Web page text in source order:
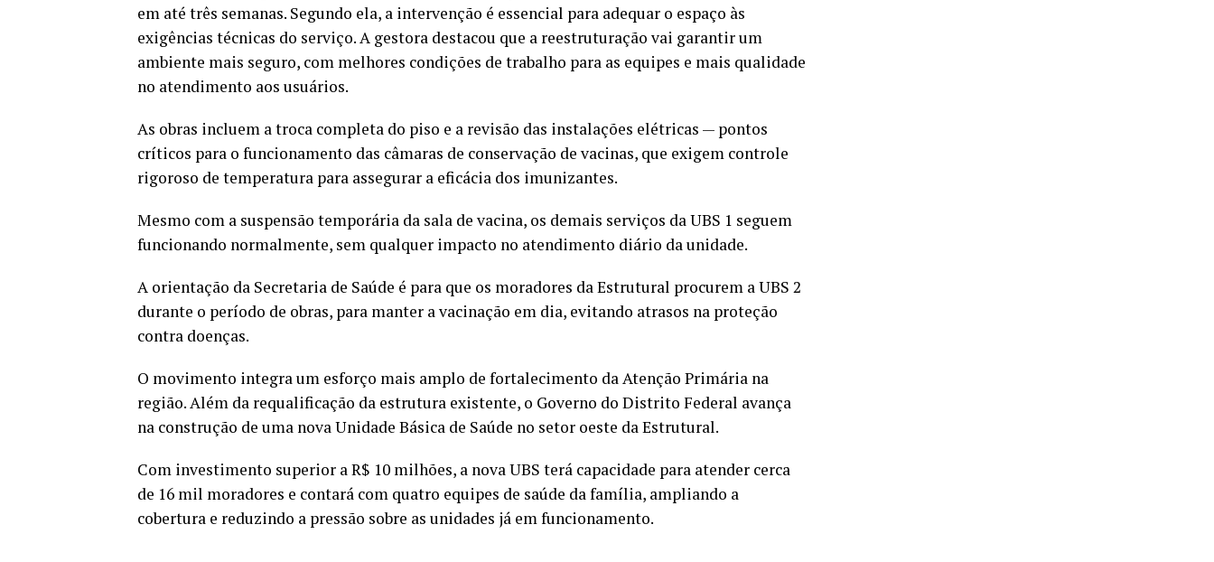
em até três semanas. Segundo ela, a intervenção é essencial para adequar o espaço às
exigências técnicas do serviço. A gestora destacou que a reestruturação vai garantir um
ambiente mais seguro, com melhores condições de trabalho para as equipes e mais qualidade
no atendimento aos usuários.
As obras incluem a troca completa do piso e a revisão das instalações elétricas — pontos
críticos para o funcionamento das câmaras de conservação de vacinas, que exigem controle
rigoroso de temperatura para assegurar a eficácia dos imunizantes.
Mesmo com a suspensão temporária da sala de vacina, os demais serviços da UBS 1 seguem
funcionando normalmente, sem qualquer impacto no atendimento diário da unidade.
A orientação da Secretaria de Saúde é para que os moradores da Estrutural procurem a UBS 2
durante o período de obras, para manter a vacinação em dia, evitando atrasos na proteção
contra doenças.
O movimento integra um esforço mais amplo de fortalecimento da Atenção Primária na
região. Além da requalificação da estrutura existente, o Governo do Distrito Federal avança
na construção de uma nova Unidade Básica de Saúde no setor oeste da Estrutural.
Com investimento superior a R$ 10 milhões, a nova UBS terá capacidade para atender cerca
de 16 mil moradores e contará com quatro equipes de saúde da família, ampliando a
cobertura e reduzindo a pressão sobre as unidades já em funcionamento.